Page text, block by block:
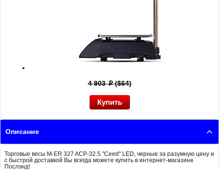
4 903p($64)
Описание
Торговые весы M-ER 327 ACP-32.5 "Ceed" LED, черные за разумную цену и
с быстрой доставкой Вы всегда можете купить в интернет-магазине
Послэнд!